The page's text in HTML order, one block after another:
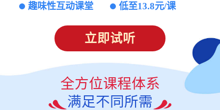
趣味性互动课堂
低至13.8元/课
立即试听
全方位课程体系
满足不同所需